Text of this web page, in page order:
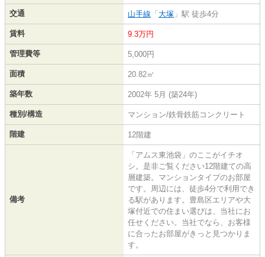
交通 山手線 「 大塚 」駅 徒歩4分
賃料 9.3万円
管理費等 5,000円
面積 20.82㎡
築年数 2002年 5月 (築24年)
種別/構造 マンション/鉄骨鉄筋コンクリート
階建 12階建
備考
「アムス東池袋」のここがイチオ
シ。是非ご覧ください12階建ての高
層建築。マンションタイプのお部屋
です。周辺には、徒歩4分で利用でき
る駅があります。豊島区エリアや大
塚付近での住まい選びは、当社にお
任せください。当社でなら、お客様
に合ったお部屋がきっと見つかりま
す。